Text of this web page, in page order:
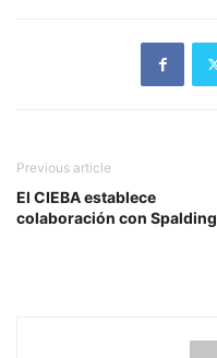
Previous article
El CIEBA establece
colaboración con Spalding